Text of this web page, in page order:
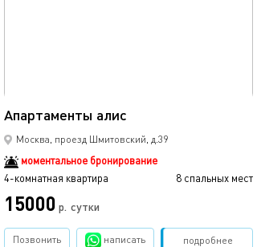
Апартаменты алис
Москва, проезд Шмитовский, д.39
моментальное бронирование
4-комнатная квартира
8 спальных мест
15000 р. сутки
подробнее
Позвонить написать Забронировать